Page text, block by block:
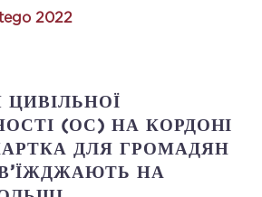
2022
ЦИВІЛЬНОЇ
(ОС) НА КОРДОНІ
ДЛЯ ГРОМАДЯН
НА